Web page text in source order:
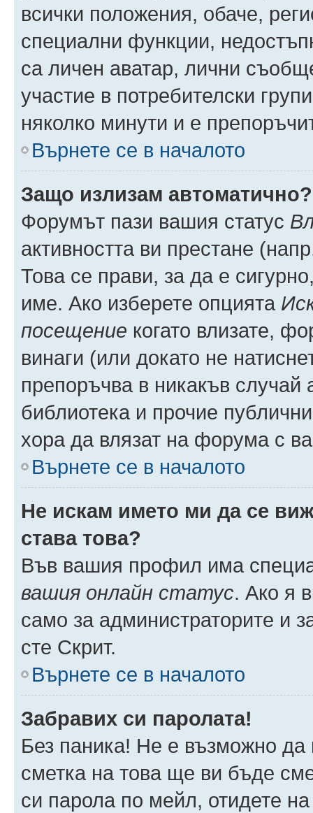
всички положения, обаче,
специални функции,
са личен аватар, лични
участие в потребителски
няколко минути и е
Върнете се в началото
Защо излизам автоматично?
Форумът пази вашия статус
активността ви престане
Това се прави, за да е
име. Ако изберете опцията
посещение когато влизате,
винаги (или докато не
препоръчва в никакъв случай
библиотека и прочие
хора да влязат на форума с
Върнете се в началото
Не искам името ми да се
става това?
Във вашия профил има
вашия онлайн статус. Ако я
само за администраторите и
сте Скрит.
Върнете се в началото
Забравих си паролата!
Без паника! Не е възможно да
сметка на това ще ви бъде
си парола по мейл, отидете